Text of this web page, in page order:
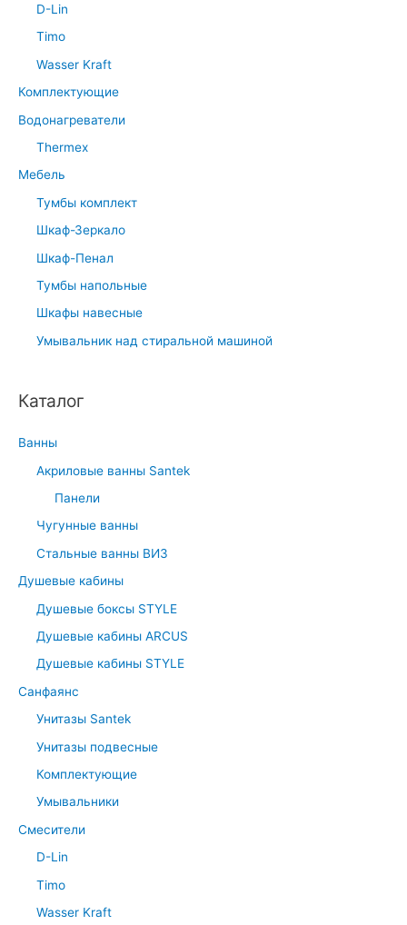
D-Lin
Timo
Wasser Kraft
Комплектующие
Водонагреватели
Thermex
Мебель
Тумбы комплект
Шкаф-Зеркало
Шкаф-Пенал
Тумбы напольные
Шкафы навесные
Умывальник над стиральной машиной
Каталог
Ванны
Акриловые ванны Santek
Панели
Чугунные ванны
Стальные ванны ВИЗ
Душевые кабины
Душевые боксы STYLE
Душевые кабины ARCUS
Душевые кабины STYLE
Санфаянс
Унитазы Santek
Унитазы подвесные
Комплектующие
Умывальники
Смесители
D-Lin
Timo
Wasser Kraft